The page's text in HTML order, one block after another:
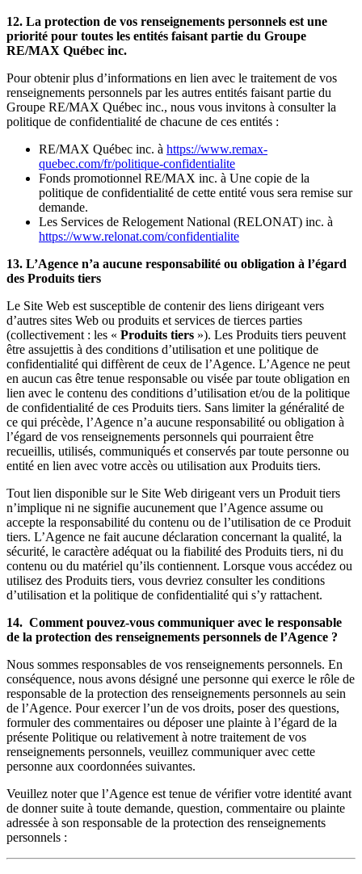
12. La protection de vos renseignements personnels est une
priorité pour toutes les entités faisant partie du Groupe
RE/MAX Québec inc.
Pour obtenir plus d’informations en lien avec le traitement de vos
renseignements personnels par les autres entités faisant partie du
Groupe RE/MAX Québec inc., nous vous invitons à consulter la
politique de confidentialité de chacune de ces entités :
RE/MAX Québec inc. à https://www.remax-
quebec.com/fr/politique-confidentialite
Fonds promotionnel RE/MAX inc. à Une copie de la
politique de confidentialité de cette entité vous sera remise sur
demande.
Les Services de Relogement National (RELONAT) inc. à
https://www.relonat.com/confidentialite
13. L’Agence n’a aucune responsabilité ou obligation à l’égard
des Produits tiers
Le Site Web est susceptible de contenir des liens dirigeant vers
d’autres sites Web ou produits et services de tierces parties
(collectivement : les « Produits tiers »). Les Produits tiers peuvent
être assujettis à des conditions d’utilisation et une politique de
confidentialité qui diffèrent de ceux de l’Agence. L’Agence ne peut
en aucun cas être tenue responsable ou visée par toute obligation en
lien avec le contenu des conditions d’utilisation et/ou de la politique
de confidentialité de ces Produits tiers. Sans limiter la généralité de
ce qui précède, l’Agence n’a aucune responsabilité ou obligation à
l’égard de vos renseignements personnels qui pourraient être
recueillis, utilisés, communiqués et conservés par toute personne ou
entité en lien avec votre accès ou utilisation aux Produits tiers.
Tout lien disponible sur le Site Web dirigeant vers un Produit tiers
n’implique ni ne signifie aucunement que l’Agence assume ou
accepte la responsabilité du contenu ou de l’utilisation de ce Produit
tiers. L’Agence ne fait aucune déclaration concernant la qualité, la
sécurité, le caractère adéquat ou la fiabilité des Produits tiers, ni du
contenu ou du matériel qu’ils contiennent. Lorsque vous accédez ou
utilisez des Produits tiers, vous devriez consulter les conditions
d’utilisation et la politique de confidentialité qui s’y rattachent.
14. Comment pouvez-vous communiquer avec le responsable
de la protection des renseignements personnels de l’Agence ?
Nous sommes responsables de vos renseignements personnels. En
conséquence, nous avons désigné une personne qui exerce le rôle de
responsable de la protection des renseignements personnels au sein
de l’Agence. Pour exercer l’un de vos droits, poser des questions,
formuler des commentaires ou déposer une plainte à l’égard de la
présente Politique ou relativement à notre traitement de vos
renseignements personnels, veuillez communiquer avec cette
personne aux coordonnées suivantes.
Veuillez noter que l’Agence est tenue de vérifier votre identité avant
de donner suite à toute demande, question, commentaire ou plainte
adressée à son responsable de la protection des renseignements
personnels :